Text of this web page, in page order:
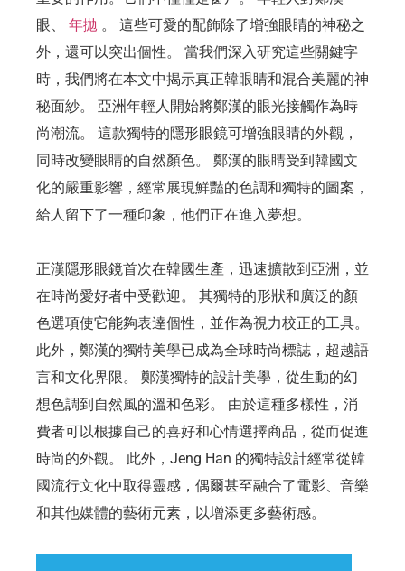
眼、 年拋 。 這些可愛的配飾除了增強眼睛的神秘之
外，還可以突出個性。 當我們深入研究這些關鍵字
時，我們將在本文中揭示真正韓眼睛和混合美麗的神
秘面紗。 亞洲年輕人開始將鄭漢的眼光接觸作為時
尚潮流。 這款獨特的隱形眼鏡可增強眼睛的外觀，
同時改變眼睛的自然顏色。 鄭漢的眼睛受到韓國文
化的嚴重影響，經常展現鮮豔的色調和獨特的圖案，
給人留下了一種印象，他們正在進入夢想。
正漢隱形眼鏡首次在韓國生產，迅速擴散到亞洲，並
在時尚愛好者中受歡迎。 其獨特的形狀和廣泛的顏
色選項使它能夠表達個性，並作為視力校正的工具。
此外，鄭漢的獨特美學已成為全球時尚標誌，超越語
言和文化界限。 鄭漢獨特的設計美學，從生動的幻
想色調到自然風的溫和色彩。 由於這種多樣性，消
費者可以根據自己的喜好和心情選擇商品，從而促進
時尚的外觀。 此外，Jeng Han 的獨特設計經常從韓
國流行文化中取得靈感，偶爾甚至融合了電影、音樂
和其他媒體的藝術元素，以增添更多藝術感。